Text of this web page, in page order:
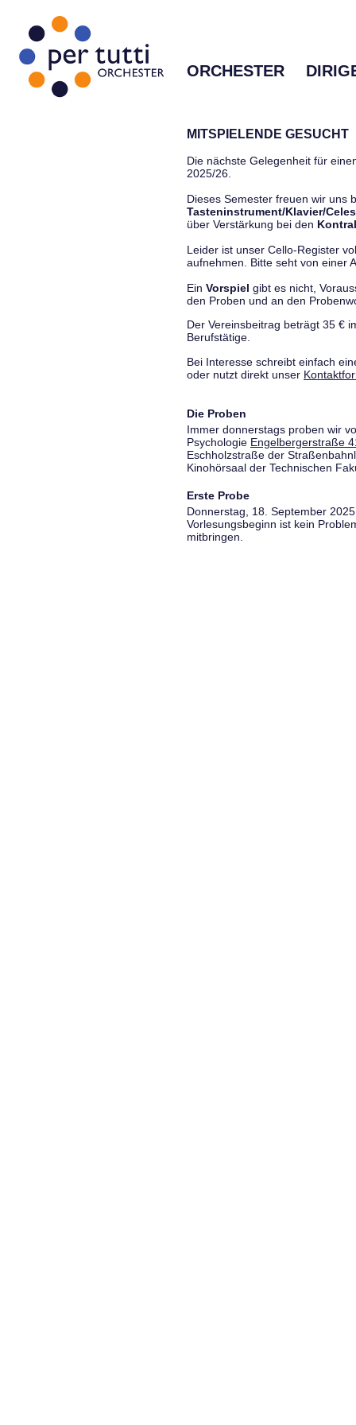
ORCHESTER
MITSPIELENDE GESUCHT
Die nächste Gelegenheit für
2025/26.
Dieses Semester freuen wir uns
Tasteninstrument/Klavier/
über Verstärkung bei den
Leider ist unser Cello-Register
aufnehmen. Bitte seht von einer
Ein Vorspiel gibt es nicht,
den Proben und an den
Der Vereinsbeitrag beträgt 35 €
Berufstätige.
Bei Interesse schreibt einfach
oder nutzt direkt unser
Die Proben
Immer donnerstags proben wir
Psychologie Engelbergerstraße
Eschholzstraße der
Kinohörsaal der Technischen
Erste Probe
Donnerstag, 18. September
Vorlesungsbeginn ist kein
mitbringen.